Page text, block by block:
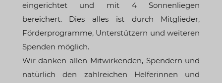
eingerichtet und mit 4 Sonnenliegen
bereichert. Dies alles ist durch Mitglieder,
Förderprogramme, Unterstützern und weiteren
Spenden möglich.
Wir danken allen Mitwirkenden, Spendern und
natürlich den zahlreichen Helferinnen und